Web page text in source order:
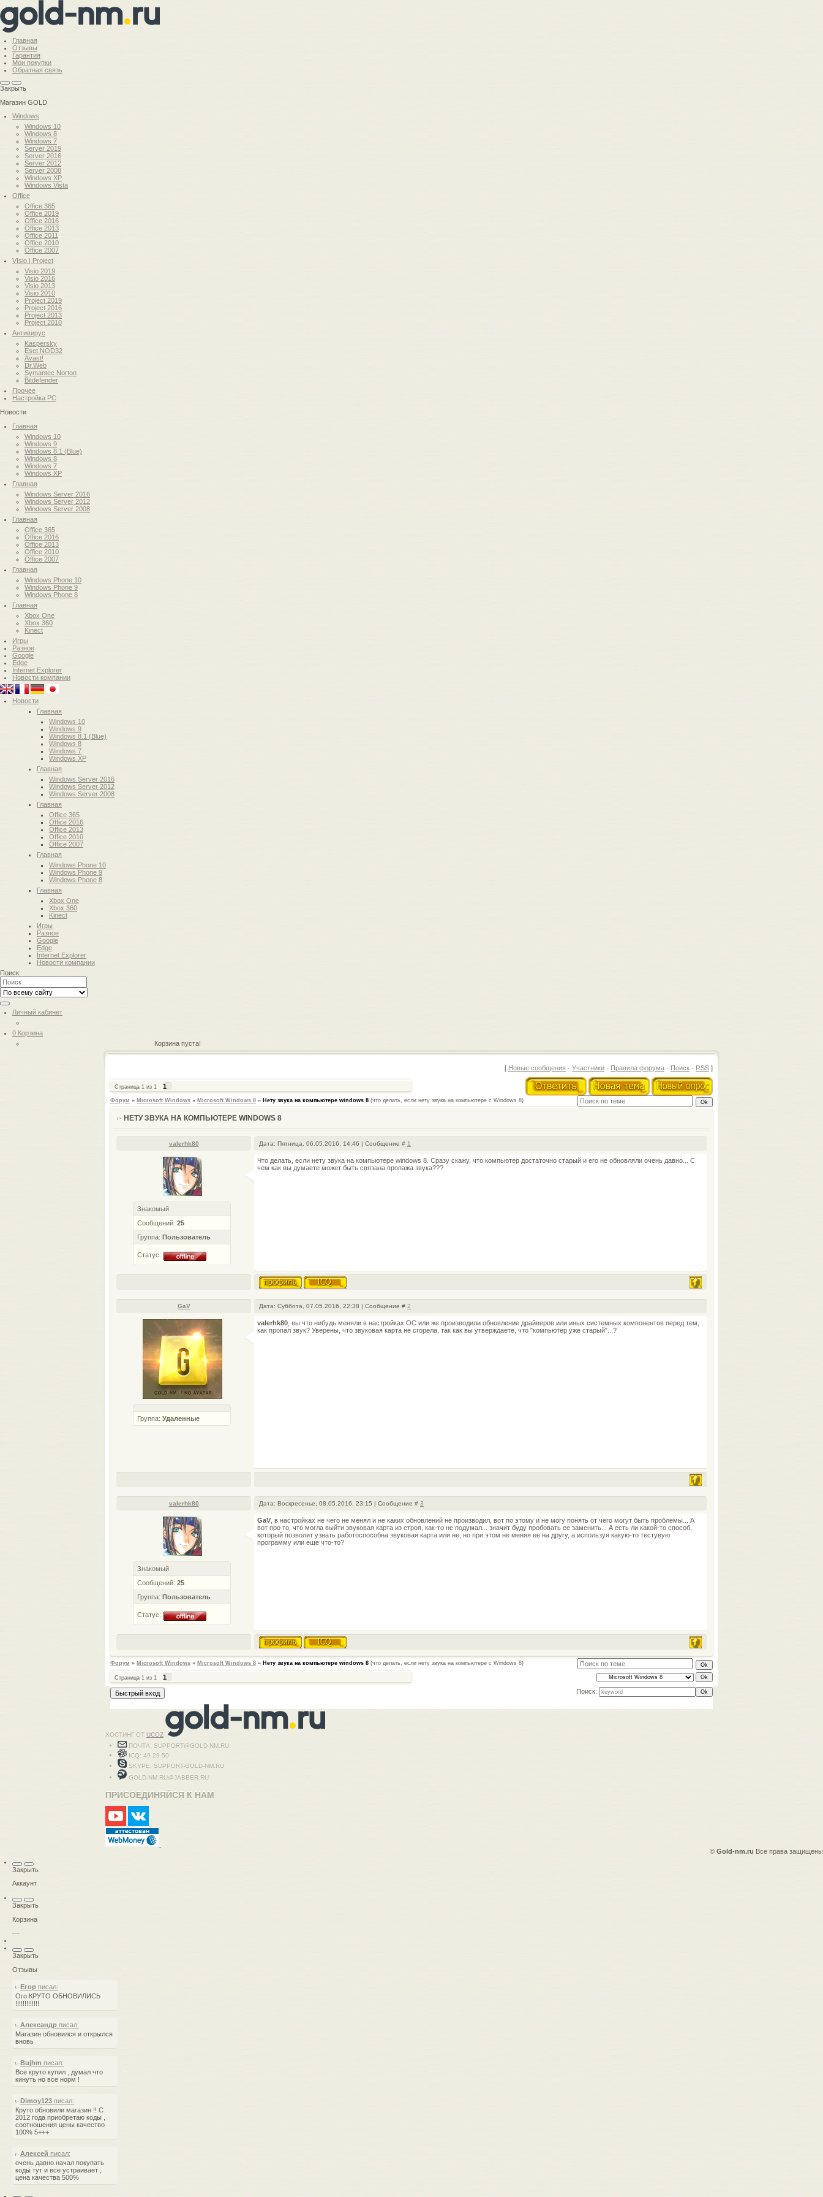
Главная
Отзывы
Гарантия
Мои покупки
Обратная связь
Закрыть
Магазин GOLD
Windows
Windows 10
Windows 8
Windows 7
Server 2019
Server 2016
Server 2012
Server 2008
Windows XP
Windows Vista
Office
Office 365
Office 2019
Office 2016
Office 2013
Office 2011
Office 2010
Office 2007
VIsio | Project
Visio 2019
Visio 2016
Visio 2013
Visio 2010
Project 2019
Project 2016
Project 2013
Project 2010
Антивирус
Kaspersky
Eset NOD32
Avast!
Dr.Web
Symantec Norton
Bitdefender
Прочее
Настройка PC
Новости
Главная
Windows 10
Windows 9
Windows 8.1 (Blue)
Windows 8
Windows 7
Windows XP
Главная
Windows Server 2016
Windows Server 2012
Windows Server 2008
Главная
Office 365
Office 2016
Office 2013
Office 2010
Office 2007
Главная
Windows Phone 10
Windows Phone 9
Windows Phone 8
Главная
Xbox One
Xbox 360
Kinect
Игры
Разное
Google
Edge
Internet Explorer
Новости компании
Новости
Главная
Windows 10
Windows 9
Windows 8.1 (Blue)
Windows 8
Windows 7
Windows XP
Главная
Windows Server 2016
Windows Server 2012
Windows Server 2008
Главная
Office 365
Office 2016
Office 2013
Office 2010
Office 2007
Главная
Windows Phone 10
Windows Phone 9
Windows Phone 8
Главная
Xbox One
Xbox 360
Kinect
Игры
Разное
Google
Edge
Internet Explorer
Новости компании
Поиск:
Личный кабинет
0 Корзина
Корзина пуста!
[ Новые сообщения · Участники · Правила форума · Поиск · RSS ]
Страница 1 из 1 1
Форум » Microsoft Windows » Microsoft Windows 8 » Нету звука на компьютере windows 8 (что делать, если нету звука на компьютере с Windows 8)
НЕТУ ЗВУКА НА КОМПЬЮТЕРЕ WINDOWS 8
valerhk80 Дата: Пятница, 06.05.2016, 14:46 | Сообщение # 1
Знакомый
Сообщений: 25
Группа: Пользователь
Статус:
Что делать, если нету звука на компьютере windows 8. Сразу скажу, что компьютер достаточно старый и его не обновляли очень давно... С
чем как вы думаете может быть связана пропажа звука???
GaV Дата: Суббота, 07.05.2016, 22:38 | Сообщение # 2
Группа: Удаленные
valerhk80 , вы что нибудь меняли в настройках ОС или же производили обновление драйверов или иных системных компонентов перед тем,
как пропал звук? Уверены, что звуковая карта не сгорела, так как вы утверждаете, что "компьютер уже старый"...?
valerhk80 Дата: Воскресенье, 08.05.2016, 23:15 | Сообщение # 3
Знакомый
Сообщений: 25
Группа: Пользователь
Статус:
GaV , в настройках не чего не менял и не каких обновлений не производил, вот по этому и не могу понять от чего могут быть проблемы... А
вот про то, что могла выйти звуковая карта из строя, как-то не подумал... значит буду пробовать ее заменить... А есть ли какой-то способ,
который позволит узнать работоспособна звуковая карта или не, но при этом не меняя ее на другу, а используя какую-то тестувую
программу или еще что-то?
Форум » Microsoft Windows » Microsoft Windows 8 » Нету звука на компьютере windows 8 (что делать, если нету звука на компьютере с Windows 8)
Страница 1 из 1
1
Поиск:
ХОСТИНГ ОТ UCOZ
ПОЧТА: SUPPORT@GOLD-NM.RU
ICQ: 49-29-50
SKYPE: SUPPORT-GOLD-NM.RU
GOLD-NM.RU@JABBER.RU
ПРИСОЕДИНЯЙСЯ К НАМ
© Gold-nm.ru Все права защищены
Закрыть
Аккаунт
Закрыть
Корзина
---
Закрыть
Отзывы
Егор писал:
Ого КРУТО ОБНОВИЛИСЬ
!!!!!!!!!!!!!
Александр писал:
Магазин обновился и открылся
вновь
Bujhm писал:
Все круто купил , думал что
кинуть но все норм !
Dimoy123 писал:
Круто обновили магазин !! С
2012 года приобретаю коды ,
соотношения цены качество
100% 5+++
Алексей писал:
очень давно начал покупать
коды тут и все устраивает ,
цена качества 500%